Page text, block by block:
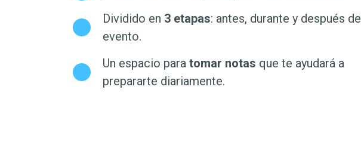
Dividido en 3 etapas: antes, durante y después del
evento.
Un espacio para tomar notas que te ayudará a
prepararte diariamente.